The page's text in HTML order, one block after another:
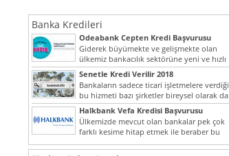
Banka Kredileri
Odeabank Cepten Kredi Başvurusu
KREDIM 8444
Giderek büyümekte ve gelişmekte olan
ülkemiz bankacılık sektörüne yeni ve hızlı
bir giriş yapmış olan...
Senetle Kredi Verilir 2018
Bankaların sadece ticari işletmelere verdiği
bu hizmeti bazı şirketler bireysel olarak da
vermektedir. Senetle kredi...
Halkbank Vefa Kredisi Başvurusu
Ülkemizde mevcut olan bankalar pek çok
farklı kesime hitap etmek ile beraber bu
noktada son...